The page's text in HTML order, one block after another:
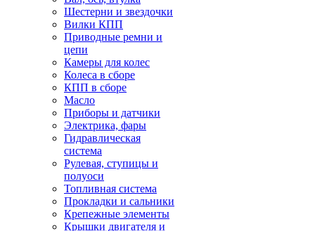
Шестерни и звездочки
Вилки КПП
Приводные ремни и
цепи
Камеры для колес
Колеса в сборе
КПП в сборе
Масло
Приборы и датчики
Электрика, фары
Гидравлическая
система
Рулевая, ступицы и
полуоси
Топливная система
Прокладки и сальники
Крепежные элементы
Крышки двигателя и